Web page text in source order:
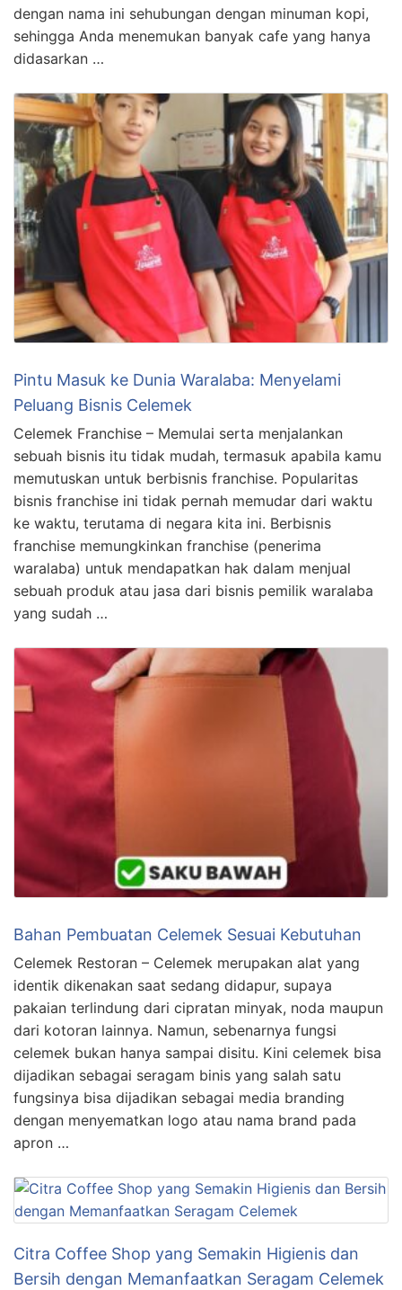
dengan nama ini sehubungan dengan minuman kopi,
sehingga Anda menemukan banyak cafe yang hanya
didasarkan …
Pintu Masuk ke Dunia Waralaba: Menyelami
Peluang Bisnis Celemek
Celemek Franchise – Memulai serta menjalankan
sebuah bisnis itu tidak mudah, termasuk apabila kamu
memutuskan untuk berbisnis franchise. Popularitas
bisnis franchise ini tidak pernah memudar dari waktu
ke waktu, terutama di negara kita ini. Berbisnis
franchise memungkinkan franchise (penerima
waralaba) untuk mendapatkan hak dalam menjual
sebuah produk atau jasa dari bisnis pemilik waralaba
yang sudah …
Bahan Pembuatan Celemek Sesuai Kebutuhan
Celemek Restoran – Celemek merupakan alat yang
identik dikenakan saat sedang didapur, supaya
pakaian terlindung dari cipratan minyak, noda maupun
dari kotoran lainnya. Namun, sebenarnya fungsi
celemek bukan hanya sampai disitu. Kini celemek bisa
dijadikan sebagai seragam binis yang salah satu
fungsinya bisa dijadikan sebagai media branding
dengan menyematkan logo atau nama brand pada
apron …
Citra Coffee Shop yang Semakin Higienis dan
Bersih dengan Memanfaatkan Seragam Celemek